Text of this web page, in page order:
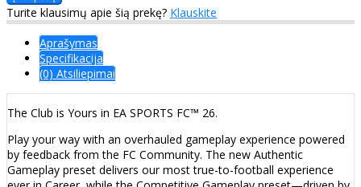
Turite klausimų apie šią prekę? Klauskite
Aprašymas
Specifikacija
(0) Atsiliepimai
The Club is Yours in EA SPORTS FC™ 26.
Play your way with an overhauled gameplay experience powered
by feedback from the FC Community. The new Authentic
Gameplay preset delivers our most true-to-football experience